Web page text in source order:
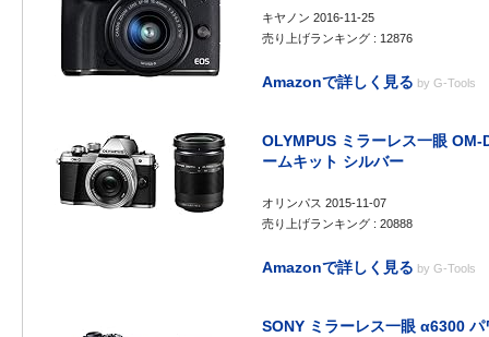
キヤノン 2016-11-25
売り上げランキング : 12876
Amazonで詳しく見る by G-Tools
OLYMPUS ミラーレス一眼
ームキット シルバー
オリンパス 2015-11-07
売り上げランキング : 20888
Amazonで詳しく見る by G-Tools
SONY ミラーレス一眼 α6300